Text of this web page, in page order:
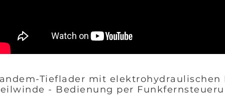
Tieflader mit
- Bedienung per